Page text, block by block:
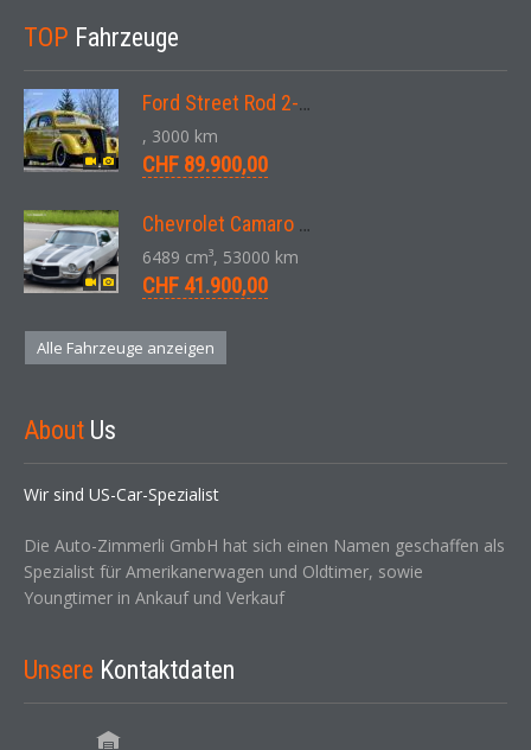
TOP Fahrzeuge
Ford Street Rod 2-Door V8 Aut. 1937
, 3000 km
CHF 89.900,00
Chevrolet Camaro SS 396 LS3 Coupe Aut. 1971
6489 cm³, 53000 km
CHF 41.900,00
Alle Fahrzeuge anzeigen
About Us
Wir sind US-Car-Spezialist
Die Auto-Zimmerli GmbH hat sich einen Namen geschaffen als
Spezialist für Amerikanerwagen und Oldtimer, sowie
Youngtimer in Ankauf und Verkauf
Unsere Kontaktdaten